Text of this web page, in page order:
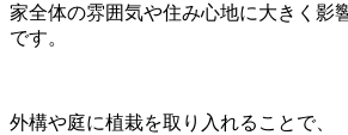
家全体の雰囲気や住み心地に大きく影
です。
外構や庭に植栽を取り入れることで、